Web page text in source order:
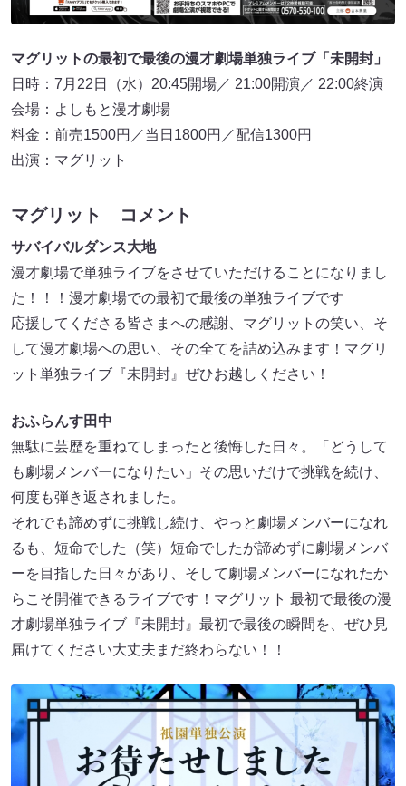
マグリットの最初で最後の漫才劇場単独ライブ「未開封」
日時：7月22日（水）20:45開場／ 21:00開演／ 22:00終演
会場：よしもと漫才劇場
料金：前売1500円／当日1800円／配信1300円
出演：マグリット
マグリット コメント
サバイバルダンス大地
漫才劇場で単独ライブをさせていただけることになりまし
た！！！漫才劇場での最初で最後の単独ライブです
応援してくださる皆さまへの感謝、マグリットの笑い、そ
して漫才劇場への思い、その全てを詰め込みます！マグリ
ット単独ライブ『未開封』ぜひお越しください！
おふらんす田中
無駄に芸歴を重ねてしまったと後悔した日々。「どうして
も劇場メンバーになりたい」その思いだけで挑戦を続け、
何度も弾き返されました。
それでも諦めずに挑戦し続け、やっと劇場メンバーになれ
るも、短命でした（笑）短命でしたが諦めずに劇場メンバ
ーを目指した日々があり、そして劇場メンバーになれたか
らこそ開催できるライブです！マグリット 最初で最後の漫
才劇場単独ライブ『未開封』最初で最後の瞬間を、ぜひ見
届けてください大丈夫まだ終わらない！！